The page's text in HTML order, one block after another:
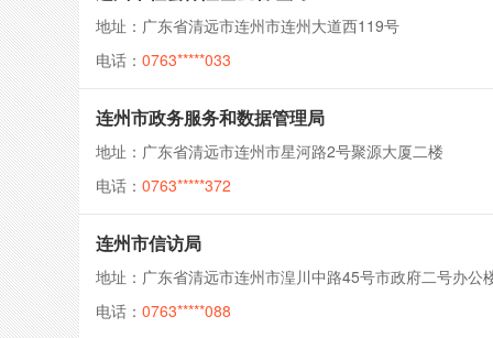
地址：广东省清远市连州市连州大道西119号
电话： 0763*****033
连州市政务服务和数据管理局
地址：广东省清远市连州市星河路2号聚源大厦二楼
电话： 0763*****372
连州市信访局
地址：广东省清远市连州市湟川中路45号市政府二号办公
电话： 0763*****088